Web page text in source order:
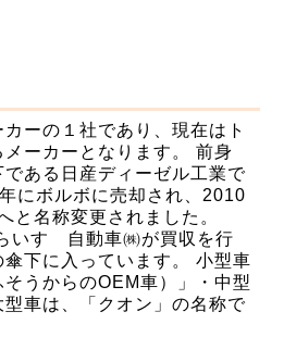
ーの１社であり、現在はト
ーカーとなります。 前身
ある日産ディーゼル工業で
にボルボに売却され、2010
と名称変更されました。
いすゞ自動車㈱が買収を行
下に入っています。 小型車
うからのOEM車）」・中型
車は、「クオン」の名称で